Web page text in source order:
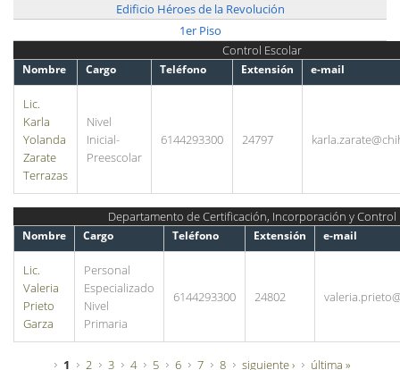
Edificio Héroes de la Revolución
1er Piso
Control Escolar
Nombre Cargo Teléfono Extensión e-mail
Lic.
Karla
Yolanda
Zarate
Terrazas
Nivel
Inicial-
Preescolar
6144293300 24797
Departamento de Certificación, Incorporación y Control
Nombre Cargo Teléfono Extensión e-mail
Lic.
Valeria
Prieto
Garza
Personal
Especializado
Nivel
Primaria
6144293300 24802
Páginas
1 2 3 4 5 6 7 8 siguiente › última »